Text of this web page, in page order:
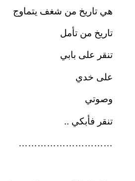
هي تاريخ من شغف يتماوج
تاريخ من تأمل
تنقر على بابي
على خدي
وصوتي
تنقر فأبكي ..
…………………………